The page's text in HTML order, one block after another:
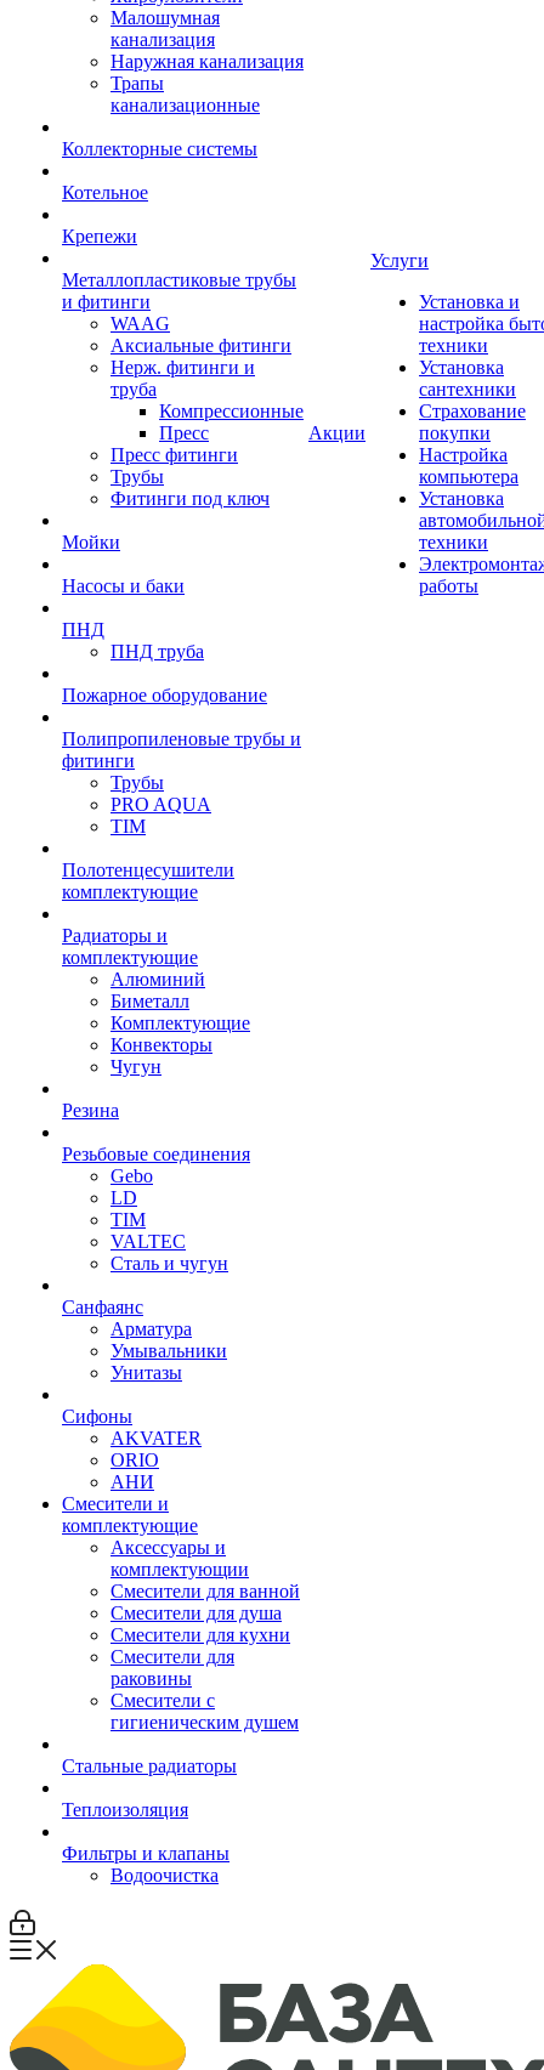
Малошумная
канализация
Наружная канализация
Трапы
канализационные
Коллекторные системы
Котельное
Крепежи
Металлопластиковые трубы
и фитинги
WAAG
Аксиальные фитинги
Нерж. фитинги и
труба
Компрессионные
Пресс
Пресс фитинги
Трубы
Фитинги под ключ
Мойки
Насосы и баки
ПНД
ПНД труба
Пожарное оборудование
Полипропиленовые трубы и
фитинги
Трубы
PRO AQUA
TIM
Полотенцесушители
комплектующие
Радиаторы и
комплектующие
Алюминий
Биметалл
Комплектующие
Конвекторы
Чугун
Резина
Резьбовые соединения
Gebo
LD
TIM
VALTEC
Сталь и чугун
Санфаянс
Арматура
Умывальники
Унитазы
Сифоны
AKVATER
ORIO
АНИ
Смесители и
комплектующие
Аксессуары и
комплектующии
Смесители для ванной
Смесители для душа
Смесители для кухни
Смесители для
раковины
Смесители с
гигиеническим душем
Стальные радиаторы
Теплоизоляция
Фильтры и клапаны
Водоочистка
Акции
Услуги
Установка и
настройка
техники
Установка
сантехники
Страхование
покупки
Настройка
компьютера
Установка
техники
работы